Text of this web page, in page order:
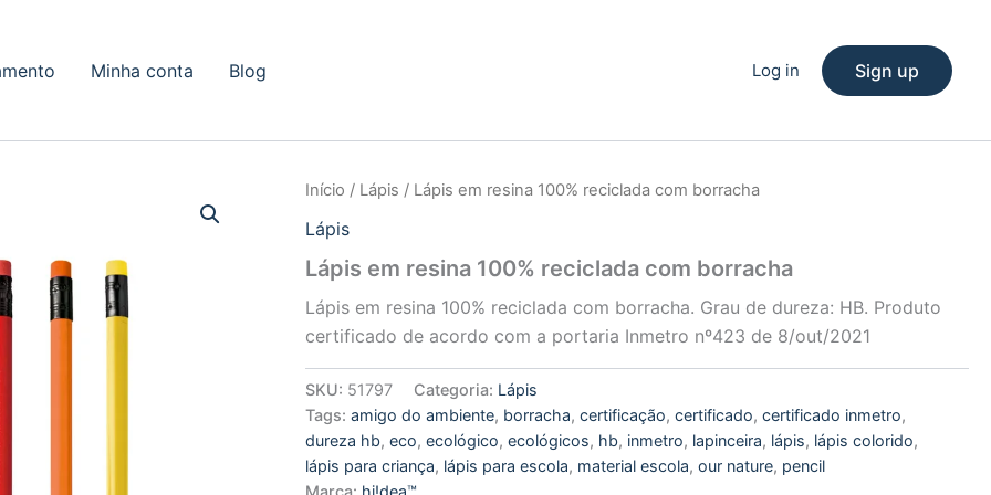
Minha conta Blog Log in Sign up
Início / Lápis / Lápis em resina 100% reciclada com borracha
Lápis
Lápis em resina 100% reciclada com borracha
Lápis em resina 100% reciclada com borracha. Grau de dureza: HB. Produto
certificado de acordo com a portaria Inmetro nº423 de 8/out/2021
SKU: 51797 Categoria: Lápis
Tags:amigo do ambiente, borracha,certificação,certificado,certificado inmetro,
dureza hb,eco,ecológico,ecológicos, hb, inmetro, lapinceira, lápis, lápis colorido,
lápis para criança, lápis para escola, material escola,our nature, pencil
Marca: hi!dea™